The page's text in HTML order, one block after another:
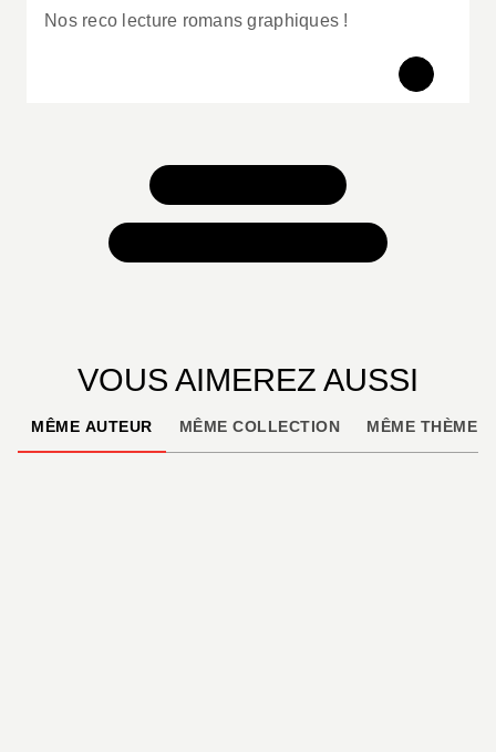
Nos reco lecture romans graphiques !
VOUS AIMEREZ AUSSI
MÊME AUTEUR MÊME COLLECTION MÊME THÈME